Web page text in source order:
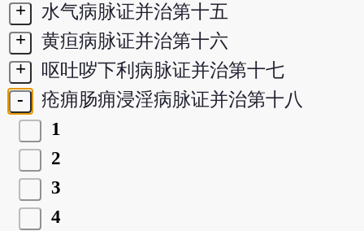
+
水气病脉证并治第十五
+
黄疸病脉证并治第十六
+
呕吐哕下利病脉证并治第十七
-
疮痈肠痈浸淫病脉证并治第十八
1
2
3
4